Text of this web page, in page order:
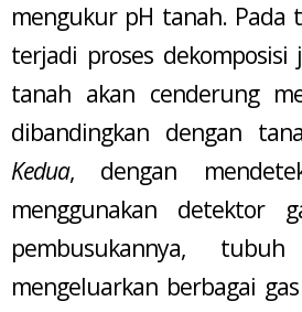
mengukur pH tanah. Pada
terjadi proses dekomposisi
tanah akan cenderung
dibandingkan dengan
Kedua, dengan
menggunakan detektor
pembusukannya,
mengeluarkan berbagai